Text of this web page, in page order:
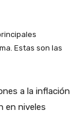
Estas son las
a la inflación
en niveles